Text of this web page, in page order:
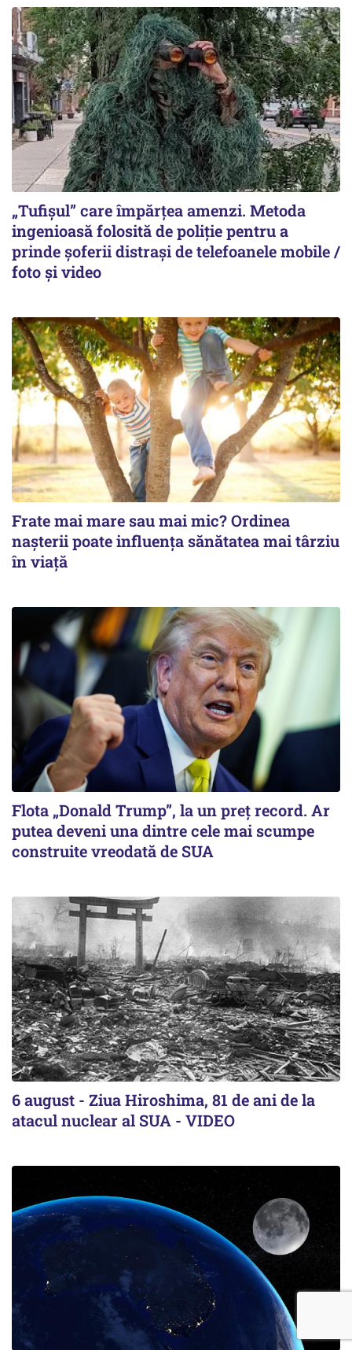
„Tufișul” care împărțea amenzi. Metoda
ingenioasă folosită de poliție pentru a
prinde șoferii distrași de telefoanele mobile /
foto și video
Frate mai mare sau mai mic? Ordinea
nașterii poate influența sănătatea mai târziu
în viață
Flota „Donald Trump”, la un preț record. Ar
putea deveni una dintre cele mai scumpe
construite vreodată de SUA
6 august - Ziua Hiroshima, 81 de ani de la
atacul nuclear al SUA - VIDEO